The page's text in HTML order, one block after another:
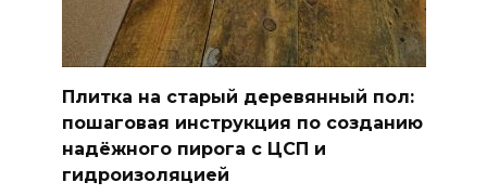
Плитка на старый деревянный пол:
пошаговая инструкция по созданию
надёжного пирога с ЦСП и
гидроизоляцией